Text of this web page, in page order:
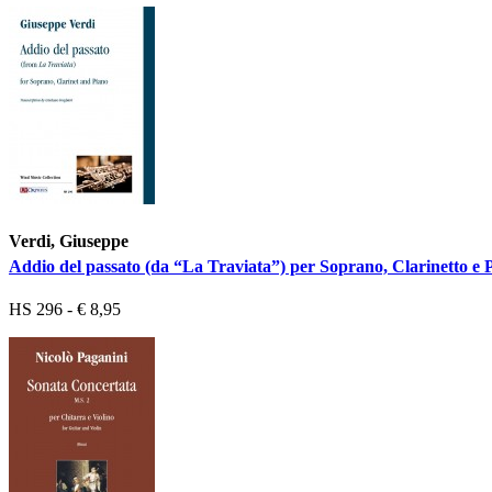
Verdi, Giuseppe
Addio del passato (da “La Traviata”) per Soprano, Clarinetto e
HS 296 - € 8,95